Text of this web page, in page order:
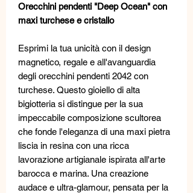
Orecchini pendenti "Deep Ocean" con
maxi turchese e cristallo
Esprimi la tua unicità con il design
magnetico, regale e all'avanguardia
degli orecchini pendenti 2042 con
turchese. Questo gioiello di alta
bigiotteria si distingue per la sua
impeccabile composizione scultorea
che fonde l'eleganza di una maxi pietra
liscia in resina con una ricca
lavorazione artigianale ispirata all'arte
barocca e marina. Una creazione
audace e ultra-glamour, pensata per la